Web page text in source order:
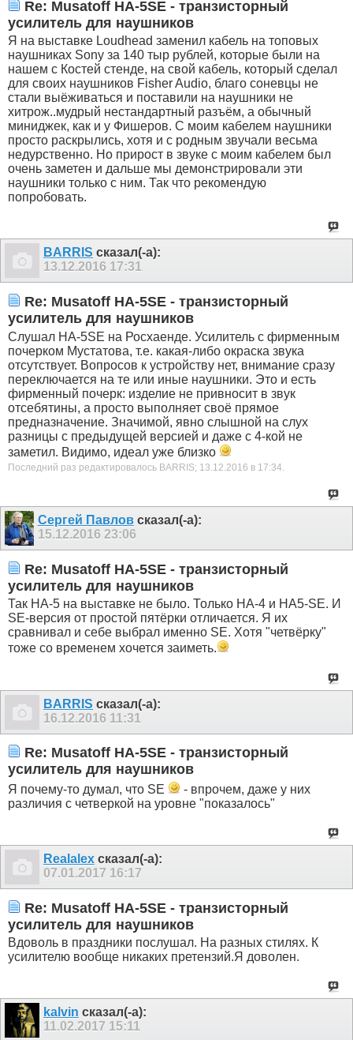
Re: Musatoff HA-5SE - транзисторный
усилитель для наушников
Я на выставке Loudhead заменил кабель на топовых
наушниках Sony за 140 тыр рублей, которые были на
нашем с Костей стенде, на свой кабель, который сделал
для своих наушников Fisher Audio, благо соневцы не
стали выёживаться и поставили на наушники не
хитрож..мудрый нестандартный разъём, а обычный
миниджек, как и у Фишеров. С моим кабелем наушники
просто раскрылись, хотя и с родным звучали весьма
недурственно. Но прирост в звуке с моим кабелем был
очень заметен и дальше мы демонстрировали эти
наушники только с ним. Так что рекомендую
попробовать.
BARRIS сказал(-а):
13.12.2016 17:31
Re: Musatoff HA-5SE - транзисторный
усилитель для наушников
Слушал HA-5SE на Росхаенде. Усилитель с фирменным
почерком Мустатова, т.е. какая-либо окраска звука
отсутствует. Вопросов к устройству нет, внимание сразу
переключается на те или иные наушники. Это и есть
фирменный почерк: изделие не привносит в звук
отсебятины, а просто выполняет своё прямое
предназначение. Значимой, явно слышной на слух
разницы с предыдущей версией и даже с 4-кой не
заметил. Видимо, идеал уже близко
Последний раз редактировалось BARRIS; 13.12.2016 в 17:34
Сергей Павловсказал(-а):
15.12.2016 23:06
Re: Musatoff HA-5SE - транзисторный
усилитель для наушников
Так НА-5 на выставке не было. Только НА-4 и НА5-SE. И
SE-версия от простой пятёрки отличается. Я их
сравнивал и себе выбрал именно SE. Хотя "четвёрку"
тоже со временем хочется заиметь.
BARRIS сказал(-а):
16.12.2016 11:31
Re: Musatoff HA-5SE - транзисторный
усилитель для наушников
Я почему-то думал, что SE
- впрочем, даже у них
различия с четверкой на уровне "показалось"
Realalex сказал(-а):
07.01.2017 16:17
Re: Musatoff HA-5SE - транзисторный
усилитель для наушников
Вдоволь в праздники послушал. На разных стилях. К
усилителю вообще никаких претензий.Я доволен.
kalvin сказал(-а):
11.02.2017 15:11